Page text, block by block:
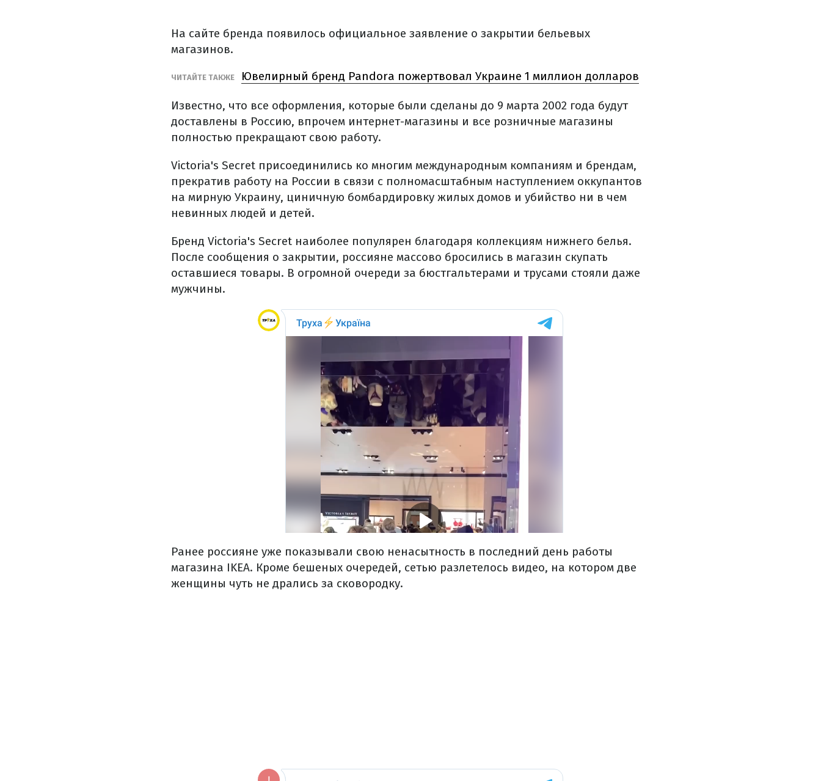
На сайте бренда появилось официальное заявление о закрытии бельевых
магазинов.
ЧИТАЙТЕ ТАКЖЕ Ювелирный бренд Pandora пожертвовал Украине 1 миллион долларов
Известно, что все оформления, которые были сделаны до 9 марта 2002 года будут
доставлены в Россию, впрочем интернет-магазины и все розничные магазины
полностью прекращают свою работу.
Victoria's Secret присоединились ко многим международным компаниям и брендам,
прекратив работу на России в связи с полномасштабным наступлением оккупантов
на мирную Украину, циничную бомбардировку жилых домов и убийство ни в чем
невинных людей и детей.
Бренд Victoria's Secret наиболее популярен благодаря коллекциям нижнего белья.
После сообщения о закрытии, россияне массово бросились в магазин скупать
оставшиеся товары. В огромной очереди за бюстгальтерами и трусами стояли даже
мужчины.
Ранее россияне уже показывали свою ненасытность в последний день работы
магазина IKEA. Кроме бешеных очередей, сетью разлетелось видео, на котором две
женщины чуть не дрались за сковородку.